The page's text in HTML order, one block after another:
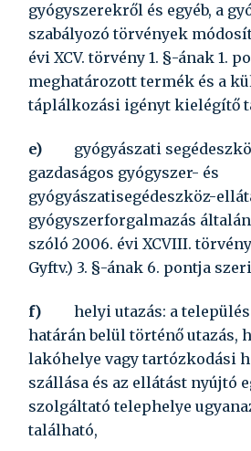
gyógyszerekről és egyéb, a
szabályozó törvények
évi XCV. törvény 1. §-ának 1.
meghatározott termék és a
táplálkozási igényt kielégítő
e) gyógyászati
gazdaságos gyógyszer- és
gyógyászatisegédeszköz-
gyógyszerforgalmazás
szóló2006. évi XCVIII. törvény
Gyftv.) 3. §-ának 6. pontja
f) helyi utazás: a
határán belül történő utazás,
lakóhelye vagy tartózkodási
szállása és az ellátást nyújtó
szolgáltató telephelye
található,